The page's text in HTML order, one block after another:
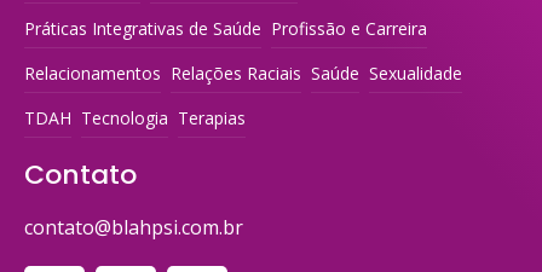
Práticas Integrativas de Saúde Profissão e Carreira
Relacionamentos Relações Raciais Saúde Sexualidade
TDAH Tecnologia Terapias
Contato
contato@blahpsi.com.br